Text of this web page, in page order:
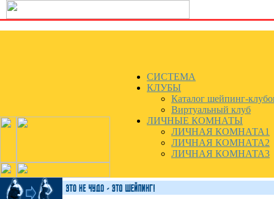
СИСТЕМА
КЛУБЫ
Каталог шейпинг-
Виртуальный клуб
ЛИЧНЫЕ КОМНАТЫ
ЛИЧНАЯ КОМНАТА1
ЛИЧНАЯ КОМНАТА2
ЛИЧНАЯ КОМНАТА3